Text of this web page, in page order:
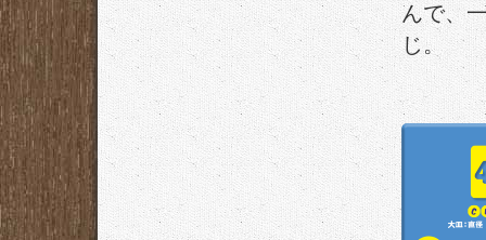
んで、
じ。